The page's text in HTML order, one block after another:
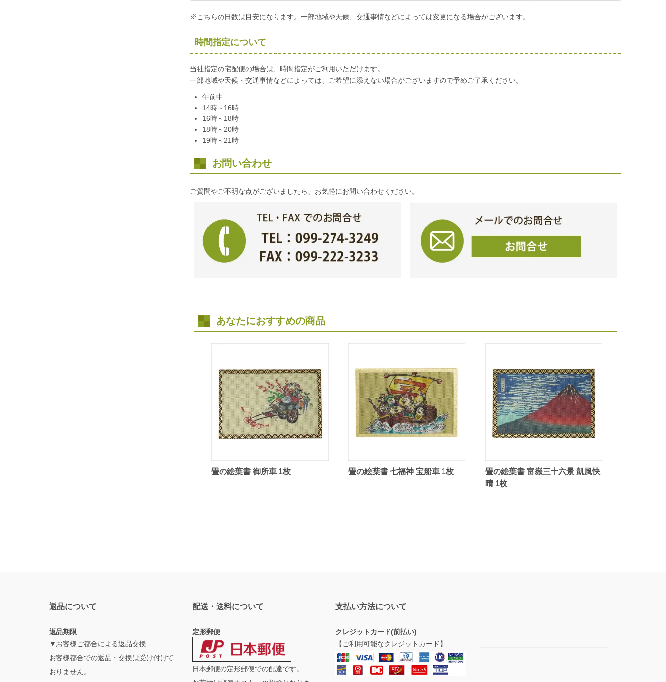
※こちらの日数は目安になります。一部地域や天候、交通事情などによっては変更になる場合がございます。
時間指定について
当社指定の宅配便の場合は、時間指定がご利用いただけます。
一部地域や天候・交通事情などによっては、ご希望に添えない場合がございますので予めご了承ください。
午前中
14時～16時
16時～18時
18時～20時
19時～21時
お問い合わせ
ご質問やご不明な点がございましたら、お気軽にお問い合わせください。
あなたにおすすめの商品
畳の絵葉書 御所車 1枚 畳の絵葉書 七福神 宝船車 1枚
畳の絵葉書 富嶽三十六景 凱風快
晴 1枚
返品について
返品期限
▼お客様ご都合による返品交換
お客様都合での返品・交換は受け付けて
おりません。
配送・送料について
定形郵便
日本郵便の定形郵便での配達です。
支払い方法について
クレジットカード(前払い)
【ご利用可能なクレジットカード】